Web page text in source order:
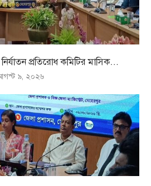
প্রতিরোধ কমিটির মাসিক...
৯, ২০২৬